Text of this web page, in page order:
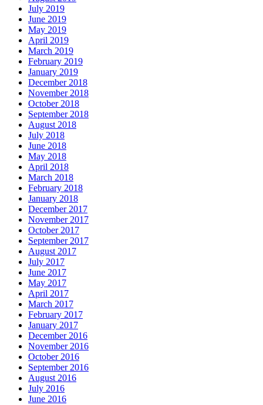
July 2019
June 2019
May 2019
April 2019
March 2019
February 2019
January 2019
December 2018
November 2018
October 2018
September 2018
August 2018
July 2018
June 2018
May 2018
April 2018
March 2018
February 2018
January 2018
December 2017
November 2017
October 2017
September 2017
August 2017
July 2017
June 2017
May 2017
April 2017
March 2017
February 2017
January 2017
December 2016
November 2016
October 2016
September 2016
August 2016
July 2016
June 2016